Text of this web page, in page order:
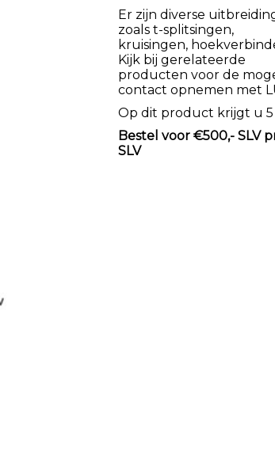
Er zijn diverse
zoals t-splitsingen,
kruisingen,
Kijk bij gerelateerde
producten voor de
contact opnemen met
Op dit product krijgt u 5
Bestel voor €500,- SLV
SLV